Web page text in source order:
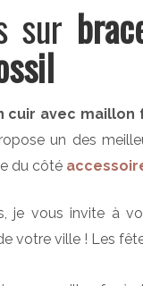
sur
cuir avec maillon
un des
du côté
je vous invite à
votre ville ! Les